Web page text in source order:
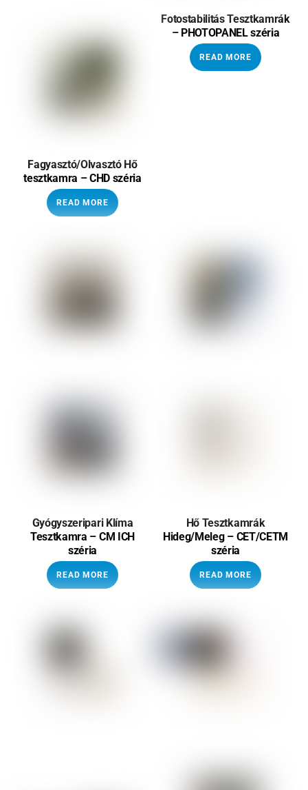
Fagyasztó/Olvasztó Hő
tesztkamra – CHD széria
READ MORE
Fotostabilitás Tesztkamrák
– PHOTOPANEL széria
READ MORE
Gyógyszeripari Klíma
Tesztkamra – CM ICH
széria
READ MORE
Hő Tesztkamrák
Hideg/Meleg – CET/CETM
széria
READ MORE